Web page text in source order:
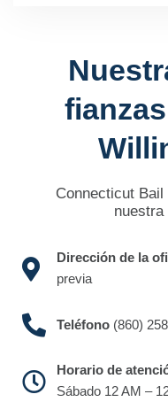
Connecticut Bail
nuestra
Dirección de la
previa
Teléfono(860)
Horario de
Sábado 12 AM –